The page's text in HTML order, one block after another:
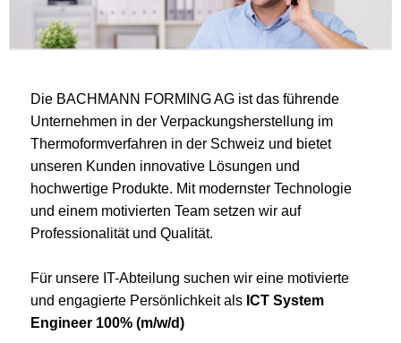
Die BACHMANN FORMING AG ist das führende
Unternehmen in der Verpackungsherstellung im
Thermoformverfahren in der Schweiz und bietet
unseren Kunden innovative Lösungen und
hochwertige Produkte. Mit modernster Technologie
und einem motivierten Team setzen wir auf
Professionalität und Qualität.
Für unsere IT-Abteilung suchen wir eine motivierte
und engagierte Persönlichkeit als ICT System
Engineer 100% (m/w/d)